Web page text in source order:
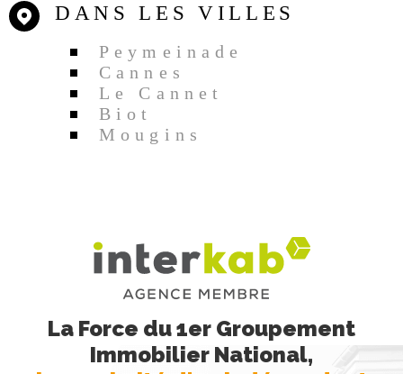
DANS LES VILLES
Peymeinade
Cannes
Le Cannet
Biot
Mougins
La Force du 1er Groupement
Immobilier National,